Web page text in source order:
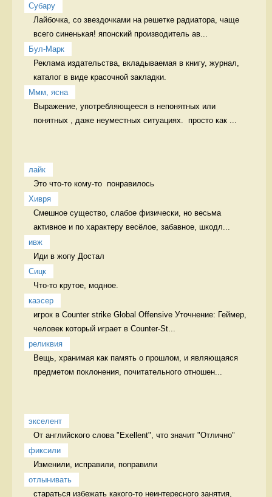
Cубару
Лайбочка, со звездочками на решетке радиатора, чаще
всего синенькая! японский производитель ав...
Бул-Марк
Реклама издательства, вкладываемая в книгу, журнал,
каталог в виде красочной закладки.
Ммм, ясна
Выражение, употребляющееся в непонятных или
понятных , даже неуместных ситуациях.  просто как ...
лайк
Это что-то кому-то  понравилось
Хивря
Смешное существо, слабое физически, но весьма
активное и по характеру весёлое, забавное, шкодл...
ивж
Иди в жопу Достал
Сицк
Что-то крутое, модное.
каэсер
игрок в Counter strike Global Offensive Уточнение: Геймер,
человек который играет в Counter-St...
реликвия
Вещь, хранимая как память о прошлом, и являющаяся
предметом поклонения, почитательного отношен...
экселент
От английского слова "Exellent", что значит "Отлично"
фиксили
Изменили, исправили, поправили
отлынивать
стараться избежать какого-то неинтересного занятия,